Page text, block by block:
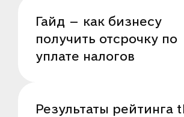
Гайд — как бизнесу
получить отсрочку по
уплате налогов
Результаты рейтинга